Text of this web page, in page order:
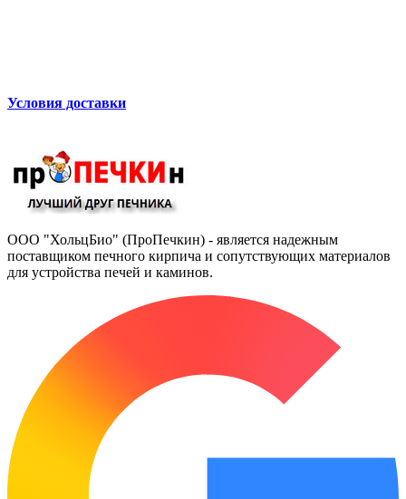
Условия доставки
ООО "ХольцБио" (ПроПечкин) - является надежным
поставщиком печного кирпича и сопутствующих материалов
для устройства печей и каминов.